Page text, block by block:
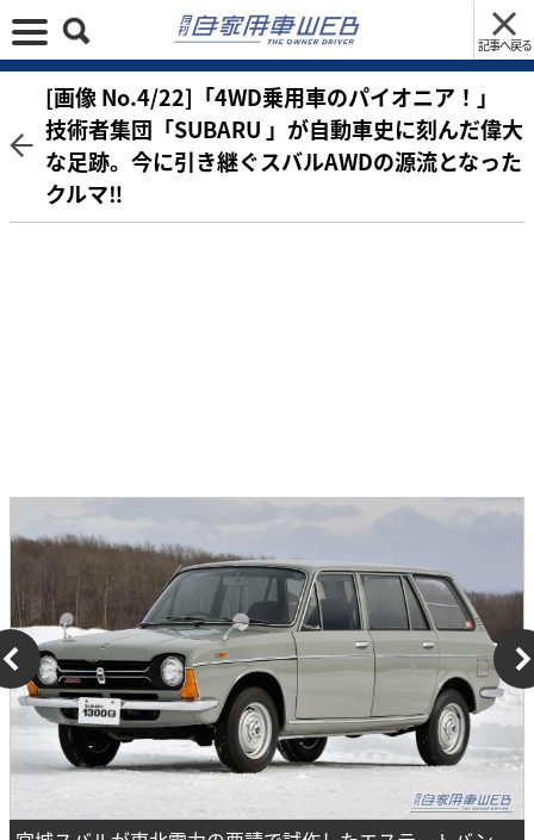
記事へ戻る
[画像 No.4/22]「4WD乗用車のパイオニア！」
技術者集団「SUBARU 」が自動車史に刻んだ偉大
な足跡。今に引き継ぐスバルAWDの源流となった
クルマ‼︎